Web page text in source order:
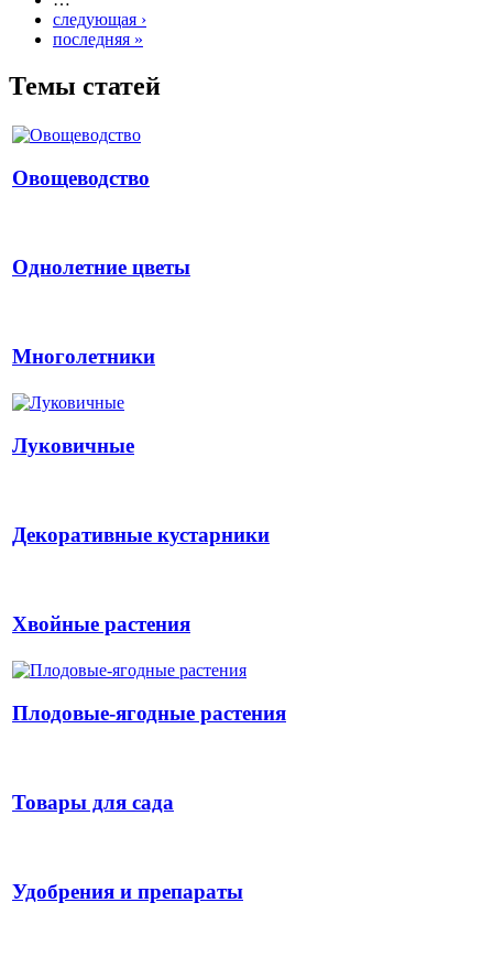
следующая ›
последняя »
Темы статей
Овощеводство
Однолетние цветы
Многолетники
Луковичные
Декоративные кустарники
Хвойные растения
Плодовые-ягодные растения
Товары для сада
Удобрения и препараты